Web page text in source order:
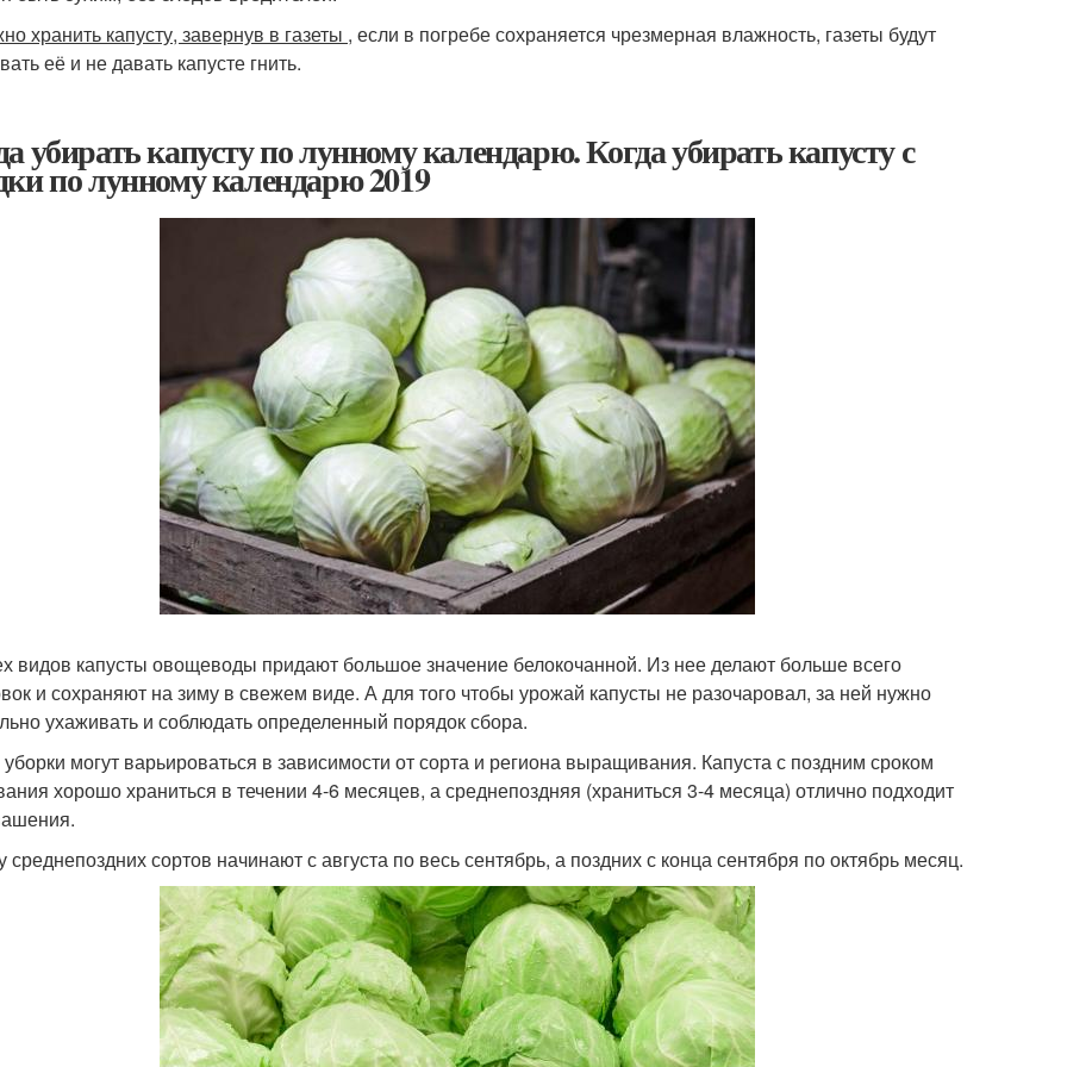
хранить капусту, завернув в газеты , если в погребе сохраняется чрезмерная влажность, газеты будут
её и не давать капусте гнить.
убирать капусту по лунному календарю. Когда убирать капусту с
по лунному календарю 2019
видов капусты овощеводы придают большое значение белокочанной. Из нее делают больше всего
и сохраняют на зиму в свежем виде. А для того чтобы урожай капусты не разочаровал, за ней нужно
ухаживать и соблюдать определенный порядок сбора.
могут варьироваться в зависимости от сорта и региона выращивания. Капуста с поздним сроком
хорошо храниться в течении 4-6 месяцев, а среднепоздняя (храниться 3-4 месяца) отлично подходит
среднепоздних сортов начинают с августа по весь сентябрь, а поздних с конца сентября по октябрь месяц.